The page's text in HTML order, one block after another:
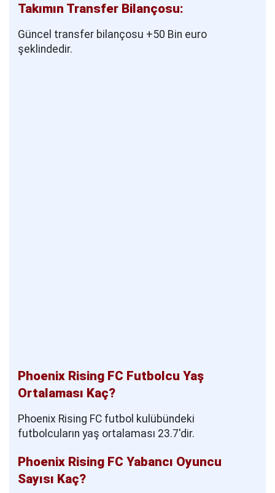
Takımın Transfer Bilançosu:
Güncel transfer bilançosu +50 Bin euro
şeklindedir.
Phoenix Rising FC Futbolcu Yaş
Ortalaması Kaç?
Phoenix Rising FC futbol kulübündeki
futbolcuların yaş ortalaması 23.7'dir.
Phoenix Rising FC Yabancı Oyuncu
Sayısı Kaç?